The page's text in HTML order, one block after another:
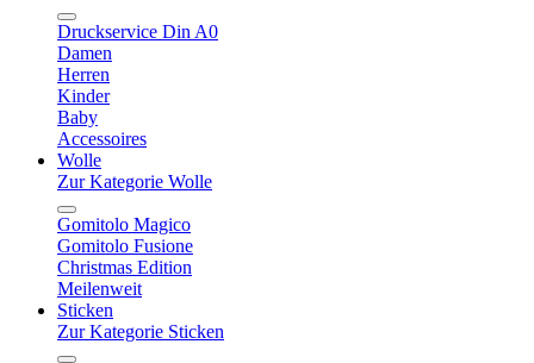
Druckservice Din A0
Damen
Herren
Kinder
Baby
Accessoires
Wolle
Zur Kategorie Wolle
Gomitolo Magico
Gomitolo Fusione
Christmas Edition
Meilenweit
Sticken
Zur Kategorie Sticken